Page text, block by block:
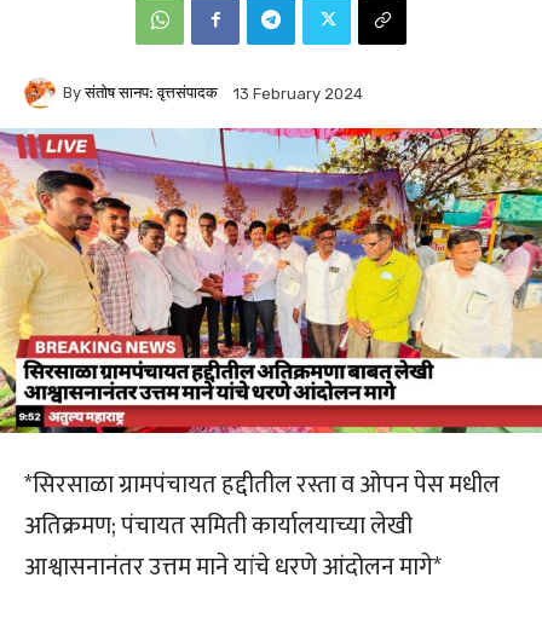
By संतोष सानप: वृत्तसंपादक 13 February 2024
*सिरसाळा ग्रामपंचायत हद्दीतील रस्ता व ओपन पेस मधील
अतिक्रमण; पंचायत समिती कार्यालयाच्या लेखी
आश्वासनानंतर उत्तम माने यांचे धरणे आंदोलन मागे*